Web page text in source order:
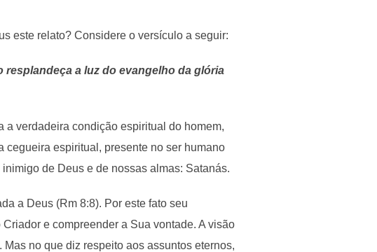
este relato? Considere o versículo a seguir:
a luz do evangelho da glória
a verdadeira condição espiritual do homem,
cegueira espiritual, presente no ser humano
de Deus e de nossas almas: Satanás.
a Deus (Rm 8:8). Por este fato seu
e compreender a Sua vontade. A visão
no que diz respeito aos assuntos eternos,